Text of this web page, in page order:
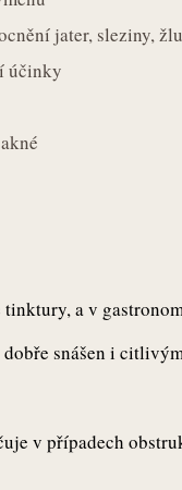
jater, sleziny,
účinky
a v
snášen i
v případech